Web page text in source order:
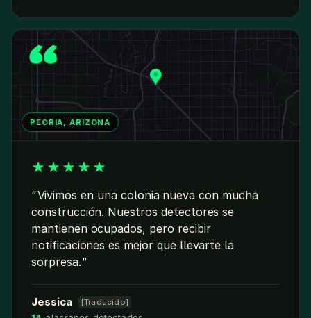
PEORIA, ARIZONA
★ ★ ★ ★ ★
Vivimos en una colonia nueva con mucha
construcción. Nuestros detectores se
mantienen ocupados, pero recibir
notificaciones es mejor que llevarte la
sorpresa.
Jessica [Traducido]